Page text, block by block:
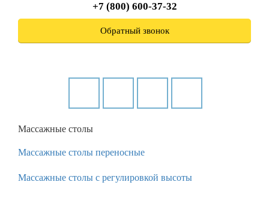
+7 (800) 600-37-32
Обратный звонок
Массажные столы
Массажные столы переносные
Массажные столы с регулировкой высоты